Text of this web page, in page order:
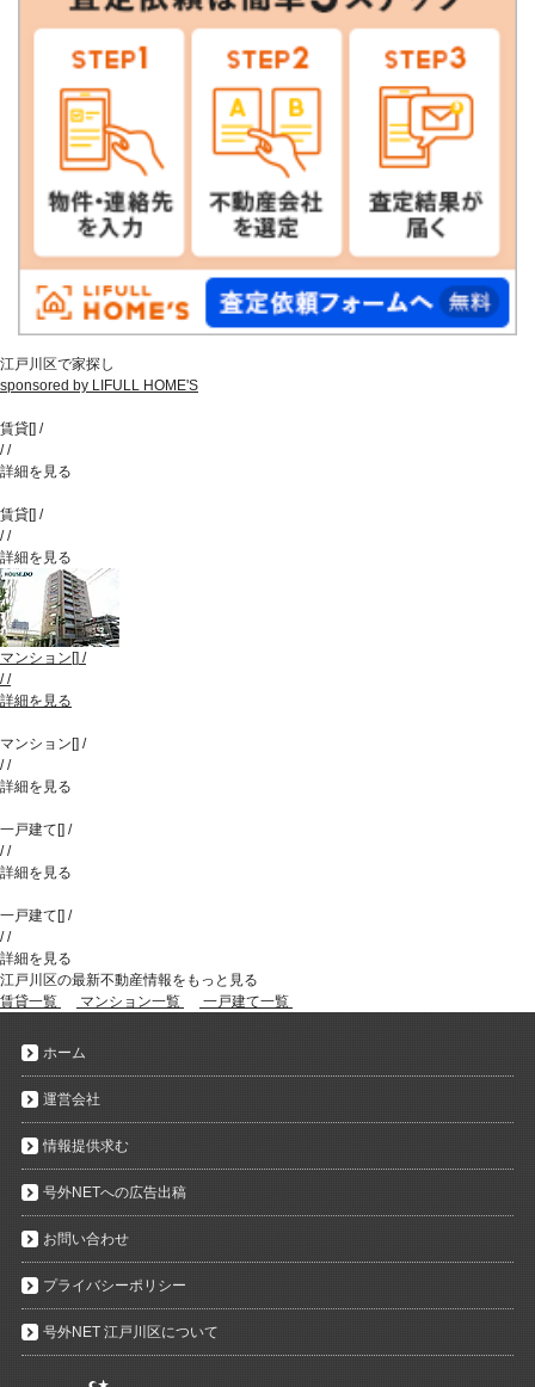
江戸川区で家探し
sponsored by LIFULL HOME'S
賃貸[] /
//
詳細を見る
賃貸[] /
//
詳細を見る
マンション [] /
//
詳細を見る
マンション [] /
//
詳細を見る
一戸建て [] /
//
詳細を見る
一戸建て [] /
//
詳細を見る
江戸川区の最新不動産情報をもっと見る
賃貸一覧
マンション一覧 一戸建て一覧
ホーム
運営会社
情報提供求む
号外NETへの広告出稿
お問い合わせ
プライバシーポリシー
号外NET 江戸川区について